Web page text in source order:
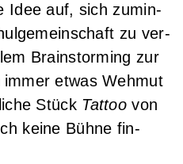
Idee auf, sich zumin­
zu ver­
Brain­stor­ming zur
etwas Weh­mut
Stück Tat­too von
kei­ne Büh­ne fin­